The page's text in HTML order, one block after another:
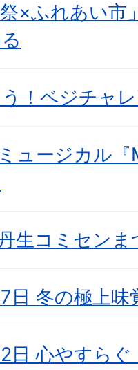
×ふれあい市
！ベジチャ
ュージカル
生コミセン
日 冬の極上
日 心やすら